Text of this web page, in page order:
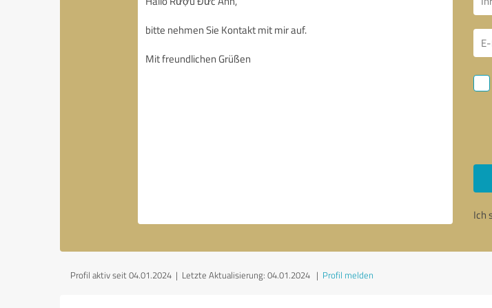
Ich
Profil aktiv seit 04.01.2024 | Letzte Aktualisierung: 04.01.2024 | Profil melden